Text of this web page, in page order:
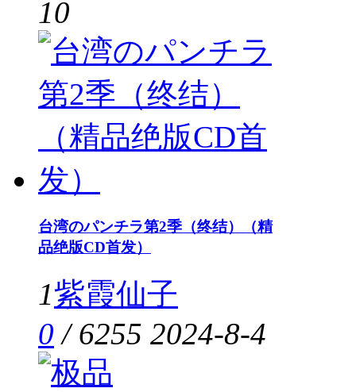
10
台湾のパンチラ第2季（终结）（精
品绝版CD首发）
1紫霞仙子
0 /6255 2024-8-4